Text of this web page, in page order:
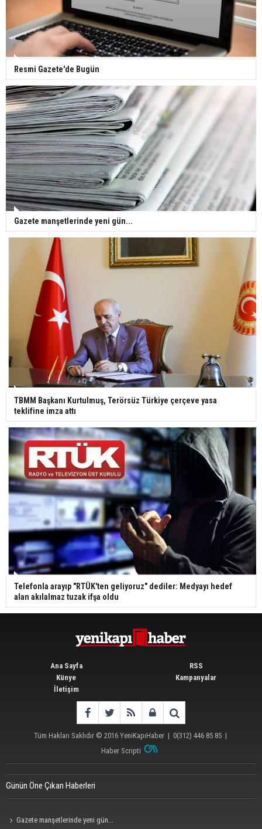
Gazze'deki Sağlık Bakanlığı duyurdu: Vahşetin
pençesinde 2 salgın vaka tespit edildi
Resmi Gazete'de Bugün
Gazete manşetlerinde yeni gün...
TBMM Başkanı Kurtulmuş, Terörsüz Türkiye çerçeve yasa
teklifine imza attı
Telefonla arayıp "RTÜK'ten geliyoruz" dediler: Medyayı hedef
alan akılalmaz tuzak ifşa oldu
Ana Sayfa
Künye
İletişim
RSS
Kampanyalar
Tüm Hakları Saklıdır © 2016 YeniKapıHaber| 0(312) 446 85 85|
Haber Scripti
Günün Öne Çıkan Haberleri
Gazete manşetlerinde yeni gün...